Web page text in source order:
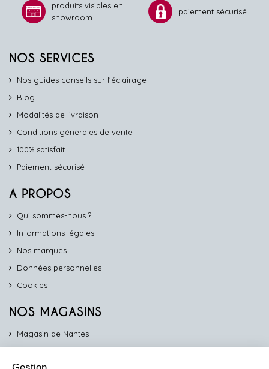
produits visibles en
showroom
paiement sécurisé
NOS SERVICES
Nos guides conseils sur l'éclairage
Blog
Modalités de livraison
Conditions générales de vente
100% satisfait
Paiement sécurisé
A PROPOS
Qui sommes-nous ?
Informations légales
Nos marques
Données personnelles
Cookies
NOS MAGASINS
Magasin de Nantes